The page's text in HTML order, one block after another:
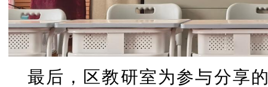
最后，区教研室为参与分享